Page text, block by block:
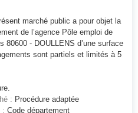
marché public a pour objet la
de l’agence Pôle emploi de
80600 - DOULLENS d’une surface
sont partiels et limités à 5
: Procédure adaptée
: Code département